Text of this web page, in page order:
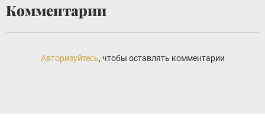
Комментарии
Авторизуйтесь, чтобы оставлять комментарии